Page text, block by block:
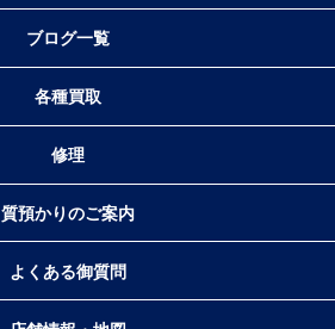
ブログ一覧
各種買取
修理
質預かりのご案内
よくある御質問